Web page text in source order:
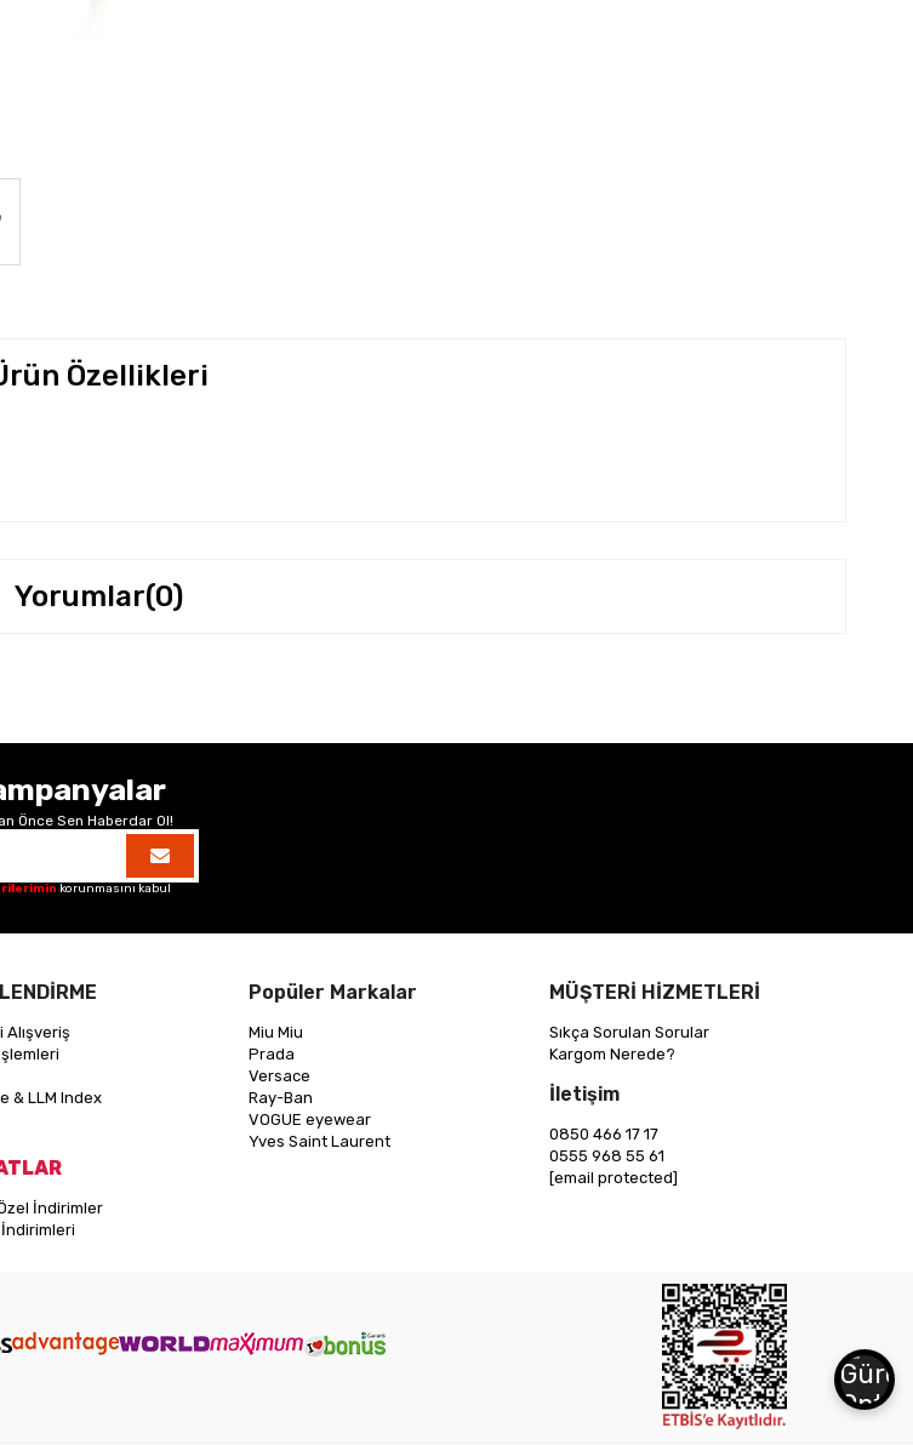
Özellikleri
Yorumlar(0)
Önce Sen Haberdar Ol!
korunmasını kabul
Alışveriş
& LLM Index
İndirimler
İndirimleri
Popüler Markalar
Miu Miu
Prada
Versace
Ray-Ban
VOGUE eyewear
Yves Saint Laurent
MÜŞTERİ HİZMETLERİ
Sıkça Sorulan Sorular
Kargom Nerede?
İletişim
0850 466 17 17
0555 968 55 61
[email protected]